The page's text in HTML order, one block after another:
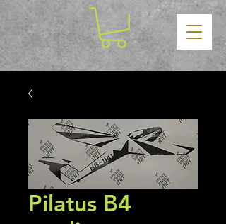
Pilatus B4